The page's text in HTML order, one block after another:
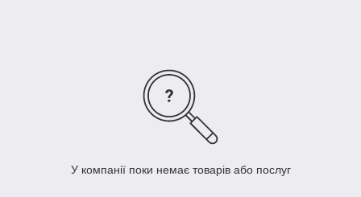
У компанії поки немає товарів або послуг